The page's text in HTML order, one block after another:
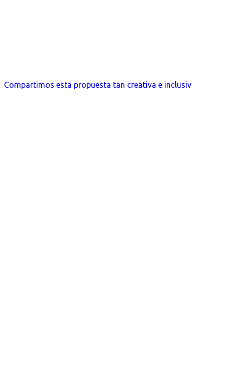
Compartimos esta propuesta tan creativa e inclusiv